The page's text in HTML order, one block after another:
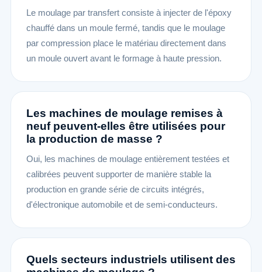
Le moulage par transfert consiste à injecter de l'époxy
chauffé dans un moule fermé, tandis que le moulage
par compression place le matériau directement dans
un moule ouvert avant le formage à haute pression.
Les machines de moulage remises à
neuf peuvent-elles être utilisées pour
la production de masse ?
Oui, les machines de moulage entièrement testées et
calibrées peuvent supporter de manière stable la
production en grande série de circuits intégrés,
d'électronique automobile et de semi-conducteurs.
Quels secteurs industriels utilisent des